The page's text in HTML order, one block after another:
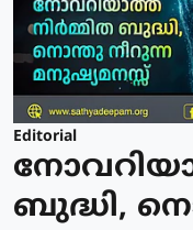
Editorial
ബുദ്ധി,